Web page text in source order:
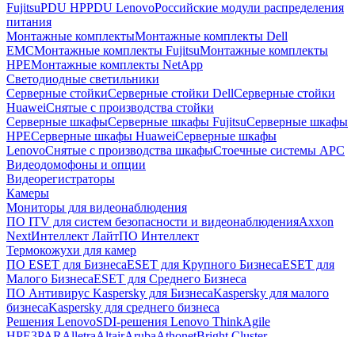
FujitsuPDU HPPDU LenovoРоссийские модули распределения
питания
Монтажные комплектыМонтажные комплекты Dell
EMCМонтажные комплекты FujitsuМонтажные комплекты
HPEМонтажные комплекты NetApp
Светодиодные светильники
Серверные стойкиСерверные стойки DellСерверные стойки
HuaweiСнятые с производства стойки
Серверные шкафыСерверные шкафы FujitsuСерверные шкафы
HPEСерверные шкафы HuaweiСерверные шкафы
LenovoСнятые с производства шкафыСтоечные системы APC
Видеодомофоны и опции
Видеорегистраторы
Камеры
Мониторы для видеонаблюдения
ПО ITV для систем безопасности и видеонаблюденияAxxon
NextИнтеллект ЛайтПО Интеллект
Термокожухи для камер
ПО ESET для БизнесаESET для Крупного БизнесаESET для
Малого БизнесаESET для Среднего Бизнеса
ПО Антивирус Kaspersky для БизнесаKaspersky для малого
бизнесаKaspersky для среднего бизнеса
Решения LenovoSDI-решения Lenovo ThinkAgile